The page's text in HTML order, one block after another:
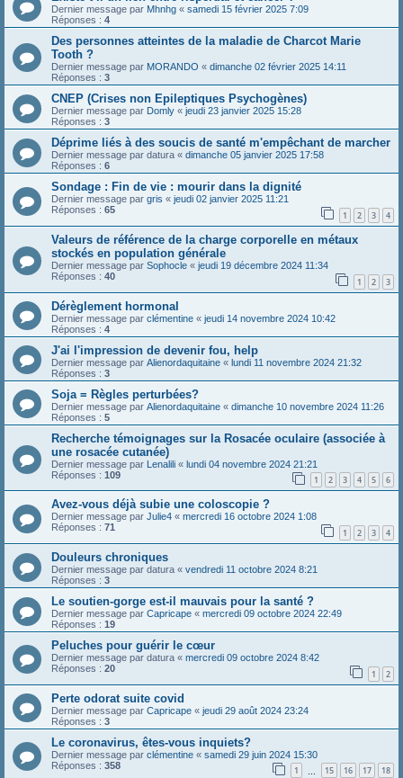
Dernier message par Mhnhg « samedi 15 février 2025 7:09
Réponses : 4
Des personnes atteintes de la maladie de Charcot Marie
Tooth ?
Dernier message par MORANDO « dimanche 02 février 2025 14:11
Réponses : 3
CNEP (Crises non Epileptiques Psychogènes)
Dernier message par Domly « jeudi 23 janvier 2025 15:28
Réponses : 3
Déprime liés à des soucis de santé m'empêchant de marcher
Dernier message par datura « dimanche 05 janvier 2025 17:58
Réponses : 6
Sondage : Fin de vie : mourir dans la dignité
Dernier message par gris « jeudi 02 janvier 2025 11:21
Réponses : 65 1 2 3 4
Valeurs de référence de la charge corporelle en métaux
stockés en population générale
Dernier message par Sophocle « jeudi 19 décembre 2024 11:34
Réponses : 40 1 2 3
Dérèglement hormonal
Dernier message par clémentine « jeudi 14 novembre 2024 10:42
Réponses : 4
J'ai l'impression de devenir fou, help
Dernier message par Alienordaquitaine « lundi 11 novembre 2024 21:32
Réponses : 3
Soja = Règles perturbées?
Dernier message par Alienordaquitaine « dimanche 10 novembre 2024 11:26
Réponses : 5
Recherche témoignages sur la Rosacée oculaire (associée à
une rosacée cutanée)
Dernier message par Lenalili « lundi 04 novembre 2024 21:21
Réponses : 109 1 2 3 4 5 6
Avez-vous déjà subie une coloscopie ?
Dernier message par Julie4 « mercredi 16 octobre 2024 1:08
Réponses : 71 1 2 3 4
Douleurs chroniques
Dernier message par datura « vendredi 11 octobre 2024 8:21
Réponses : 3
Le soutien-gorge est-il mauvais pour la santé ?
Dernier message par Capricape « mercredi 09 octobre 2024 22:49
Réponses : 19
Peluches pour guérir le cœur
Dernier message par datura « mercredi 09 octobre 2024 8:42
Réponses : 20 1 2
Perte odorat suite covid
Dernier message par Capricape « jeudi 29 août 2024 23:24
Réponses : 3
Le coronavirus, êtes-vous inquiets?
Dernier message par clémentine « samedi 29 juin 2024 15:30
Réponses : 358 1 15 16 17 18